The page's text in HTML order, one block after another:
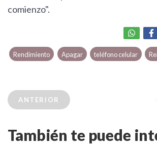
comienzo".
Rendimiento Apagar teléfono celular
ANTERIOR
También te puede